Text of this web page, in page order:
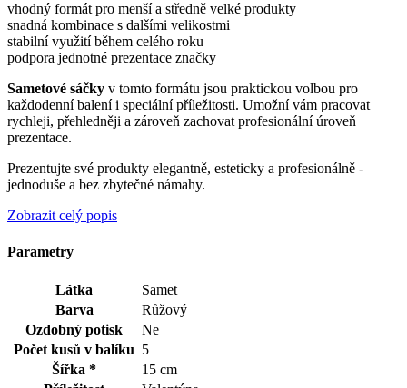
vhodný formát pro menší a středně velké produkty
snadná kombinace s dalšími velikostmi
stabilní využití během celého roku
podpora jednotné prezentace značky
Sametové sáčky v tomto formátu jsou praktickou volbou pro
každodenní balení i speciální příležitosti. Umožní vám pracovat
rychleji, přehledněji a zároveň zachovat profesionální úroveň
prezentace.
Prezentujte své produkty elegantně, esteticky a profesionálně -
jednoduše a bez zbytečné námahy.
Zobrazit celý popis
Parametry
Látka
Samet
Barva
Růžový
Ozdobný potisk
Ne
Počet kusů v balíku 5
Šířka *
15 cm